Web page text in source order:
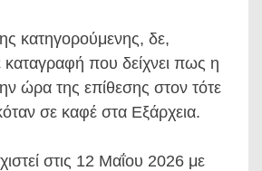
κατηγορούμενης, δε,
που δείχνει πως η
ώρα της επίθεσης στον τότε
σε καφέ στα Εξάρχεια.
στις 12 Μαΐου 2026 με